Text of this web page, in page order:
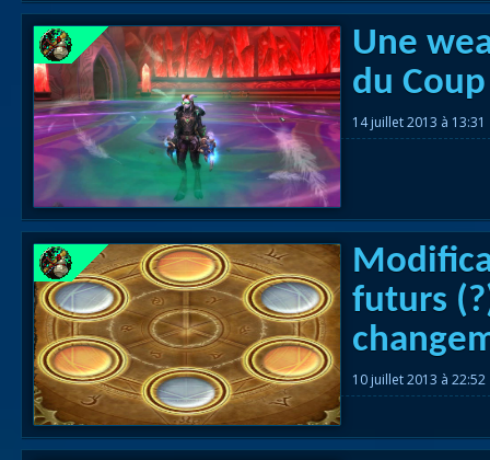
Une
du
14 juillet 2013 à 13:31
futurs
10 juillet 2013 à 22:52